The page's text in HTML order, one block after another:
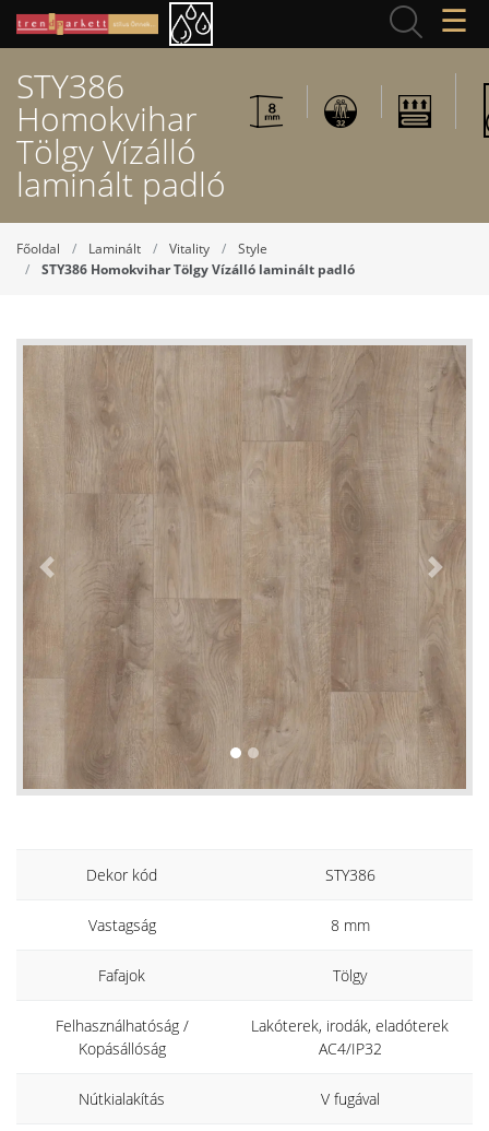
☰
STY386
Homokvihar
Tölgy Vízálló
laminált padló
Főoldal Laminált Vitality
Style
STY386 Homokvihar Tölgy Vízálló laminált padló
Previous Next
Dekor kód STY386
Vastagság 8 mm
Fafajok Tölgy
Felhasználhatóság /
Kopásállóság
Lakóterek, irodák, eladóterek
AC4/IP32
Nútkialakítás V fugával